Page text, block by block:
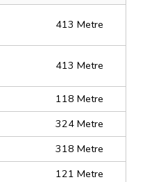
413 Metre
413 Metre
118 Metre
324 Metre
318 Metre
121 Metre